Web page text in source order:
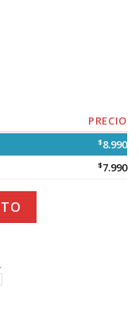
PRECIO
$8.990
$7.990
+ Panel Solar +